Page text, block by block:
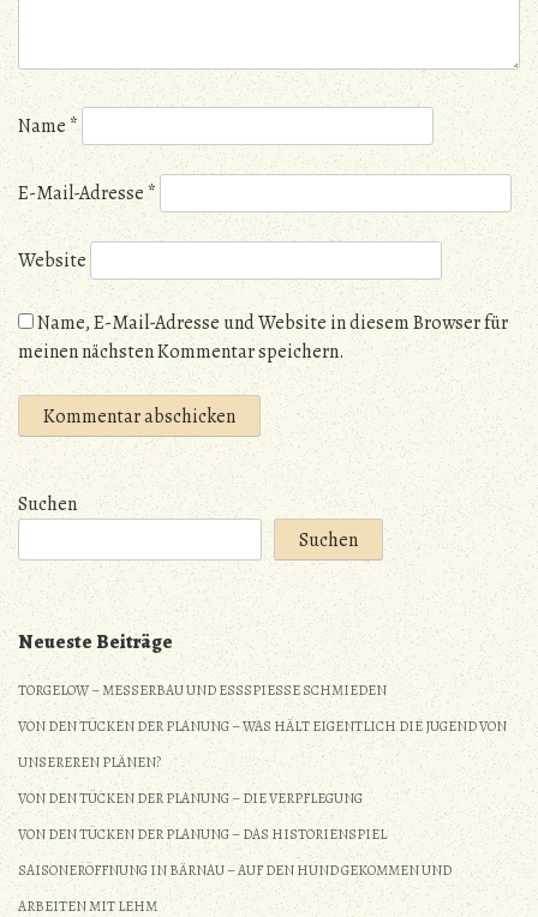
Name*
E-Mail-Adresse*
Website
Name, E-Mail-Adresse und Website in diesem Browser für
meinen nächsten Kommentar speichern.
Suchen
Suchen
Neueste Beiträge
TORGELOW – MESSERBAU UND ESSSPIESSE SCHMIEDEN
VON DEN TÜCKEN DER PLANUNG – WAS HÄLT EIGENTLICH DIE JUGEND VON
UNSEREREN PLÄNEN?
VON DEN TÜCKEN DER PLANUNG – DIE VERPFLEGUNG
VON DEN TÜCKEN DER PLANUNG – DAS HISTORIENSPIEL
SAISONERÖFFNUNG IN BÄRNAU – AUF DEN HUND GEKOMMEN UND
ARBEITEN MIT LEHM